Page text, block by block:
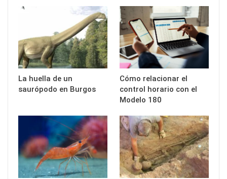
La huella de un
saurópodo en Burgos
Cómo relacionar el
control horario con el
Modelo 180